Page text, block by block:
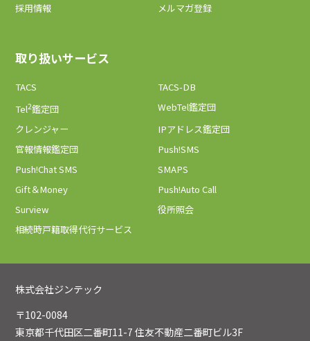
採用情報
メルマガ登録
取り扱いサービス
TACS
TACS-DB
Tel2鑑定団
WebTel鑑定団
クレンジャー
IPアドレス鑑定団
官報情報鑑定団
Push!SMS
Push!Chat SMS
SMAPS
Gift＆Money
Push!Auto Call
Surview
役所照会
相続時戸籍取得代行サービス
株式会社ジンテック
〒102-0084
東京都千代田区二番町11-7 住友不動産二番町ビル3F